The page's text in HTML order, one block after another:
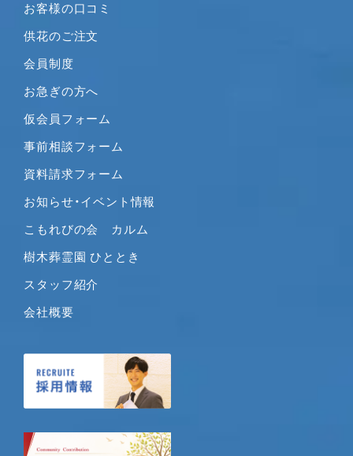
2020年8月
2020年7月
2020年6月
2020年3月
2020年2月
2020年1月
2019年10月
2019年9月
2019年8月
2019年4月
2019年3月
2019年2月
2019年1月
お客様の口コミ
供花のご注文
会員制度
お急ぎの方へ
仮会員フォーム
事前相談フォーム
資料請求フォーム
お知らせ・イベント情報
こもれびの会 カルム
樹木葬霊園 ひととき
スタッフ紹介
会社概要